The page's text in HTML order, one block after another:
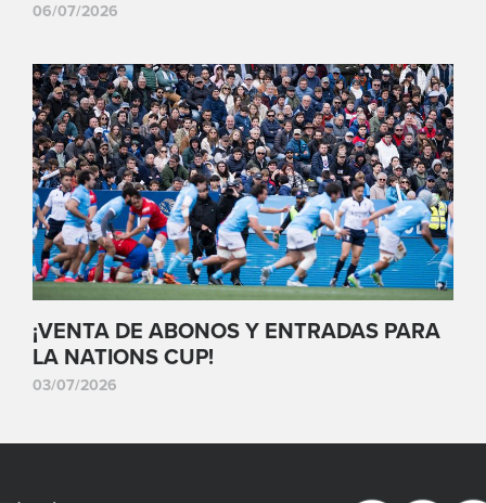
06/07/2026
¡VENTA DE ABONOS Y ENTRADAS PARA
LA NATIONS CUP!
03/07/2026